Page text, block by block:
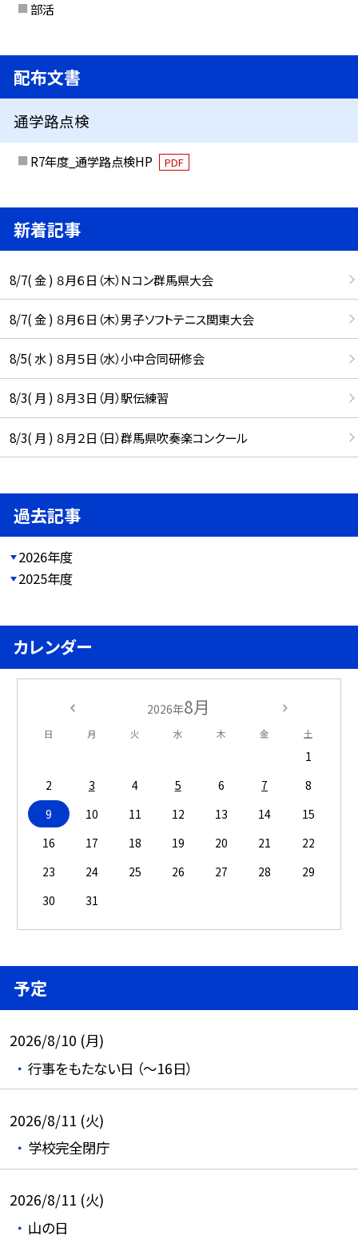
部活
配布文書
通学路点検
R7年度_通学路点検HP PDF
新着記事
8/7( 金 ) ８月６日（木）Ｎコン群馬県大会
8/7( 金 ) ８月６日（木）男子ソフトテニス関東大会
8/5( 水 ) ８月５日（水）小中合同研修会
8/3( 月 ) ８月３日（月）駅伝練習
8/3( 月 ) ８月２日（日）群馬県吹奏楽コンクール
過去記事
2026年度
2025年度
カレンダー
2026年8月
日 月 火 水 木 金 土
1
2
3 4 5 6 7
8
9
10 11 12 13 14
15
16
17 18 19 20 21
22
23
24 25 26 27 28
29
30
31
予定
2026/8/10 (月)
行事をもたない日 （～16日）
2026/8/11 (火)
学校完全閉庁
2026/8/11 (火)
山の日